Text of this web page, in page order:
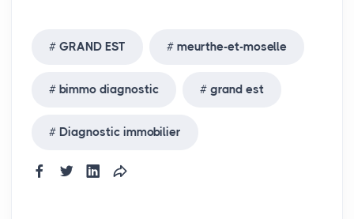
GRAND EST meurthe-et-moselle
bimmo diagnostic grand est
Diagnostic immobilier